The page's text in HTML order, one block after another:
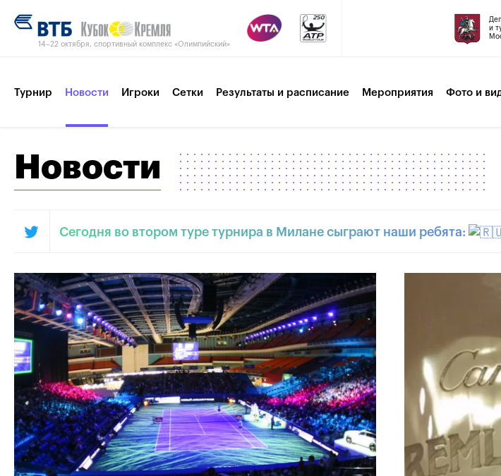
14–22 октября, спортивный комплекс «Олимпийский»
и
Турнир Новости Игроки Сетки Результаты и расписание Мероприятия Фото и
Контакты
Новости
Сегодня во втором туре турнира в Милане сыграют наши ребята: